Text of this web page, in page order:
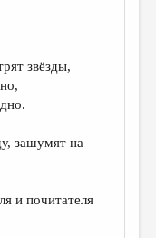
звёзды,
зашумят на
и почитателя